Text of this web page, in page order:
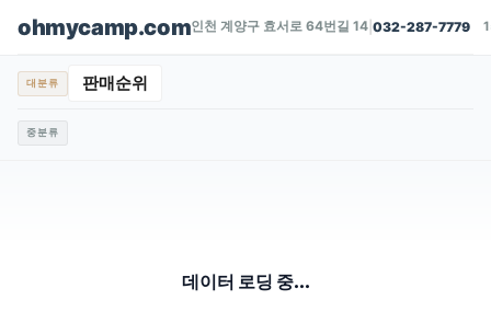
ohmycamp.com인천 계양구 효서로 64번길 14 |032-287-7779
대분류 판매순위
중분류
데이터 로딩 중...